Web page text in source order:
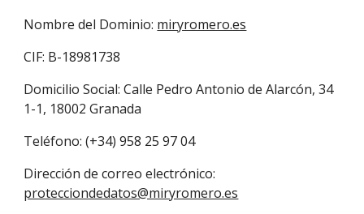
Nombre del Dominio: miryromero.es
CIF: B-18981738
Domicilio Social: Calle Pedro Antonio de Alarcón, 34
1-1, 18002 Granada
Teléfono: (+34) 958 25 97 04
protecciondedatos@miryromero.es